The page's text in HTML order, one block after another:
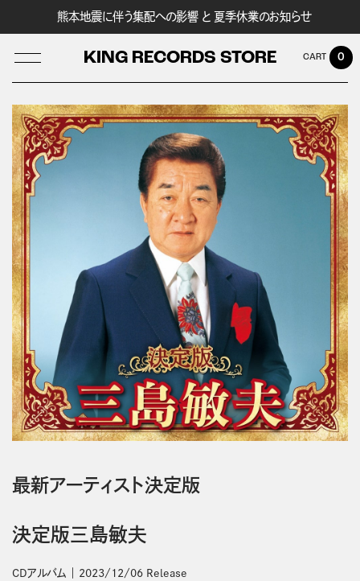
熊本地震に伴う集配への影響 と 夏季休業のお知らせ
KING RECORDS STORE
LOG IN
0
最新アーティスト決定版
決定版三島敏夫
CDアルバム 2023/12/06 Release